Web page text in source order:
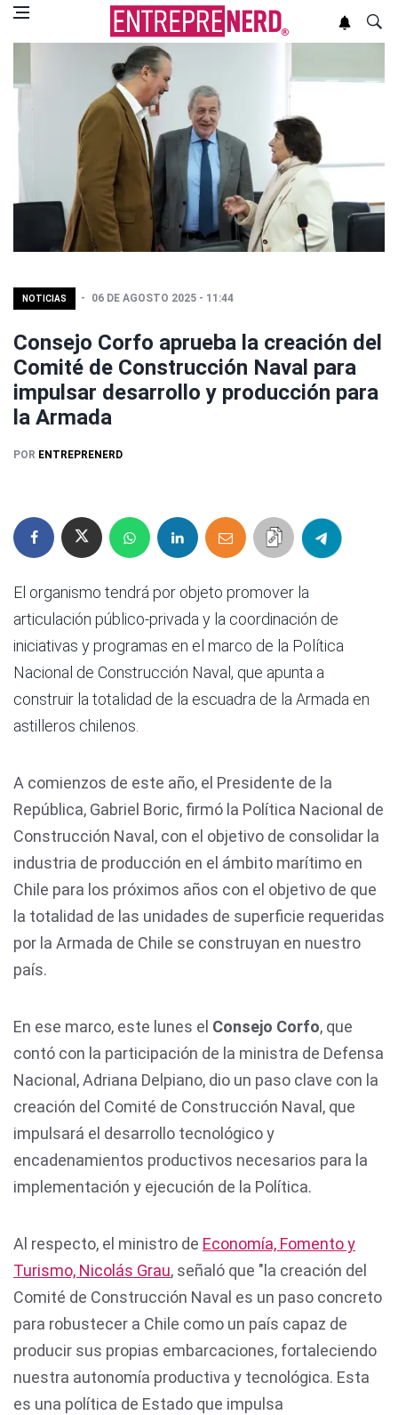
NOTICIAS 06 DE AGOSTO 2025 - 11:44
Consejo Corfo aprueba la creación del
Comité de Construcción Naval para
impulsar desarrollo y producción para
la Armada
POR ENTREPRENERD
El organismo tendrá por objeto promover la
articulación público-privada y la coordinación de
iniciativas y programas en el marco de la Política
Nacional de Construcción Naval, que apunta a
construir la totalidad de la escuadra de la Armada en
astilleros chilenos.
A comienzos de este año, el Presidente de la
República, Gabriel Boric, firmó la Política Nacional de
Construcción Naval, con el objetivo de consolidar la
industria de producción en el ámbito marítimo en
Chile para los próximos años con el objetivo de que
la totalidad de las unidades de superficie requeridas
por la Armada de Chile se construyan en nuestro
país.
En ese marco, este lunes el Consejo Corfo, que
contó con la participación de la ministra de Defensa
Nacional, Adriana Delpiano, dio un paso clave con la
creación del Comité de Construcción Naval, que
impulsará el desarrollo tecnológico y
encadenamientos productivos necesarios para la
implementación y ejecución de la Política.
Al respecto, el ministro de Economía, Fomento y
Turismo, Nicolás Grau, señaló que "la creación del
Comité de Construcción Naval es un paso concreto
para robustecer a Chile como un país capaz de
producir sus propias embarcaciones, fortaleciendo
nuestra autonomía productiva y tecnológica. Esta
es una política de Estado que impulsa